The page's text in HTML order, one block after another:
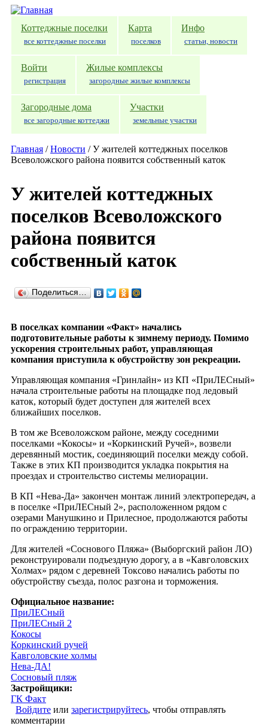
Перейти к основному содержанию
Коттеджные поселки
все коттеджные поселки
Карта
поселков
Инфо
статьи, новости
Войти
регистрация
Жилые комплексы
загородные жилые комплексы
Загородные дома
все загородные коттеджи
Участки
земельные участки
Главная / Новости /У жителей коттеджных поселков
Всеволожского района появится собственный каток
У жителей коттеджных
поселков Всеволожского
района появится
собственный каток
Поделиться…
В поселках компании «Факт» начались
подготовительные работы к зимнему периоду. Помимо
ускорения строительных работ, управляющая
компания приступила к обустройству зон рекреации.
Управляющая компания «Гринлайн» из КП «ПриЛЕСный»
начала строительные работы на площадке под ледовый
каток, который будет доступен для жителей всех
ближайших поселков.
В том же Всеволожском районе, между соседними
поселками «Кокосы» и «Коркинский Ручей», возвели
деревянный мостик, соединяющий поселки между собой.
Также в этих КП производится укладка покрытия на
проездах и строительство системы мелиорации.
В КП «Нева-Да» закончен монтаж линий электропередач, а
в поселке «ПриЛЕСный 2», расположенном рядом с
озерами Манушкино и Прилесное, продолжаются работы
по ограждению территории.
Для жителей «Соснового Пляжа» (Выборгский район ЛО)
реконструировали подъездную дорогу, а в «Кавголовских
Холмах» рядом с деревней Токсово начались работы по
обустройству съезда, полос разгона и торможения.
Официальное название:
ПриЛЕСный
ПриЛЕСный 2
Кокосы
Коркинский ручей
Кавголовские холмы
Нева-ДА!
Сосновый пляж
Застройщики:
ГК Факт
Войдите или зарегистрируйтесь, чтобы отправлять
комментарии